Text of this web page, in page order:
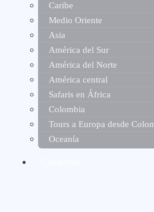
Caribe
Medio Oriente
Asia
América del Sur
América del Norte
América central
Safaris en África
Colombia
Tours a Europa desde
Oceanía